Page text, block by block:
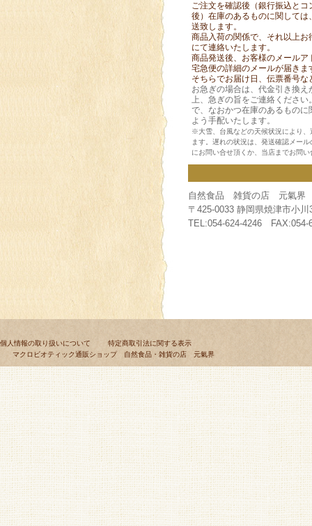
ご注文を確認後（銀行振込と
後）在庫のあるものに関して
送致します。
商品入荷の関係で、それ以上
にて連絡いたします。
商品発送後、お客様のメール
宅急便の詳細のメールが届きま
そちらでお届け日、伝票番号
お急ぎの場合は、代金引き換
上、急ぎの旨をご連絡くださ
で、なおかつ在庫のあるもの
よう手配いたします。
※大雪、台風などの天候状況により
ます。遅れの状況は、発送確認メー
にお問い合せ頂くか、当店までお問
自然食品 雑貨の店 元氣界
〒425-0033 静岡県焼津市小川
TEL:054-624-4246 FAX:054-
個人情報の取り扱いについて
特定商取引法に関する表示
マクロビオティック通販ショップ 自然食品・雑貨の店 元氣界